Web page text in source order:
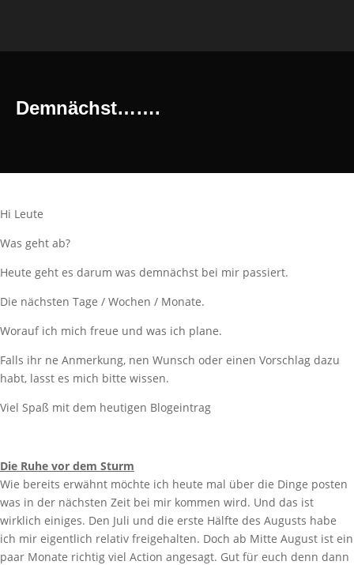
Demnächst…….
Hi Leute
Was geht ab?
Heute geht es darum was demnächst bei mir passiert.
Die nächsten Tage / Wochen / Monate.
Worauf ich mich freue und was ich plane.
Falls ihr ne Anmerkung, nen Wunsch oder einen Vorschlag dazu
habt, lasst es mich bitte wissen.
Viel Spaß mit dem heutigen Blogeintrag
Die Ruhe vor dem Sturm
Wie bereits erwähnt möchte ich heute mal über die Dinge posten
was in der nächsten Zeit bei mir kommen wird. Und das ist
wirklich einiges. Den Juli und die erste Hälfte des Augusts habe
ich mir eigentlich relativ freigehalten. Doch ab Mitte August ist ein
paar Monate richtig viel Action angesagt. Gut für euch denn dann